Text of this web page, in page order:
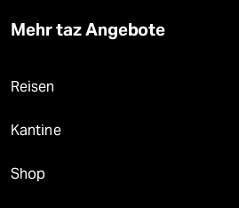
Mehr taz Angebote
Reisen
Kantine
Shop